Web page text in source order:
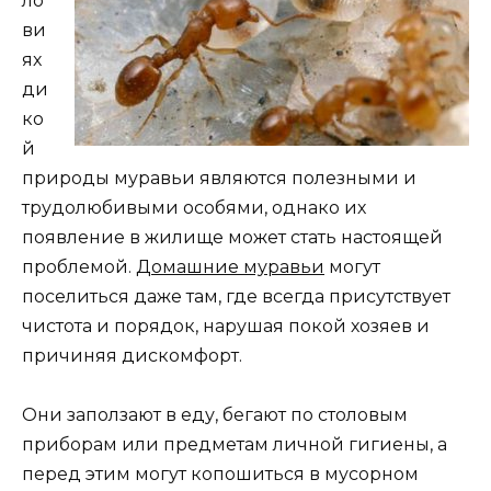
ви
ях
ди
ко
й
природы муравьи являются полезными и
трудолюбивыми особями, однако их
появление в жилище может стать настоящей
проблемой. Домашние муравьи могут
поселиться даже там, где всегда присутствует
чистота и порядок, нарушая покой хозяев и
причиняя дискомфорт.
Они заползают в еду, бегают по столовым
приборам или предметам личной гигиены, а
перед этим могут копошиться в мусорном